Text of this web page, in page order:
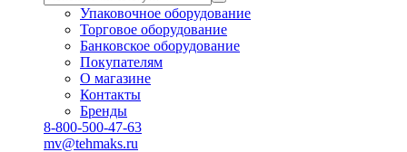
Упаковочное оборудование
Торговое оборудование
Банковское оборудование
Покупателям
О магазине
Контакты
Бренды
8-800-500-47-63
mv@tehmaks.ru